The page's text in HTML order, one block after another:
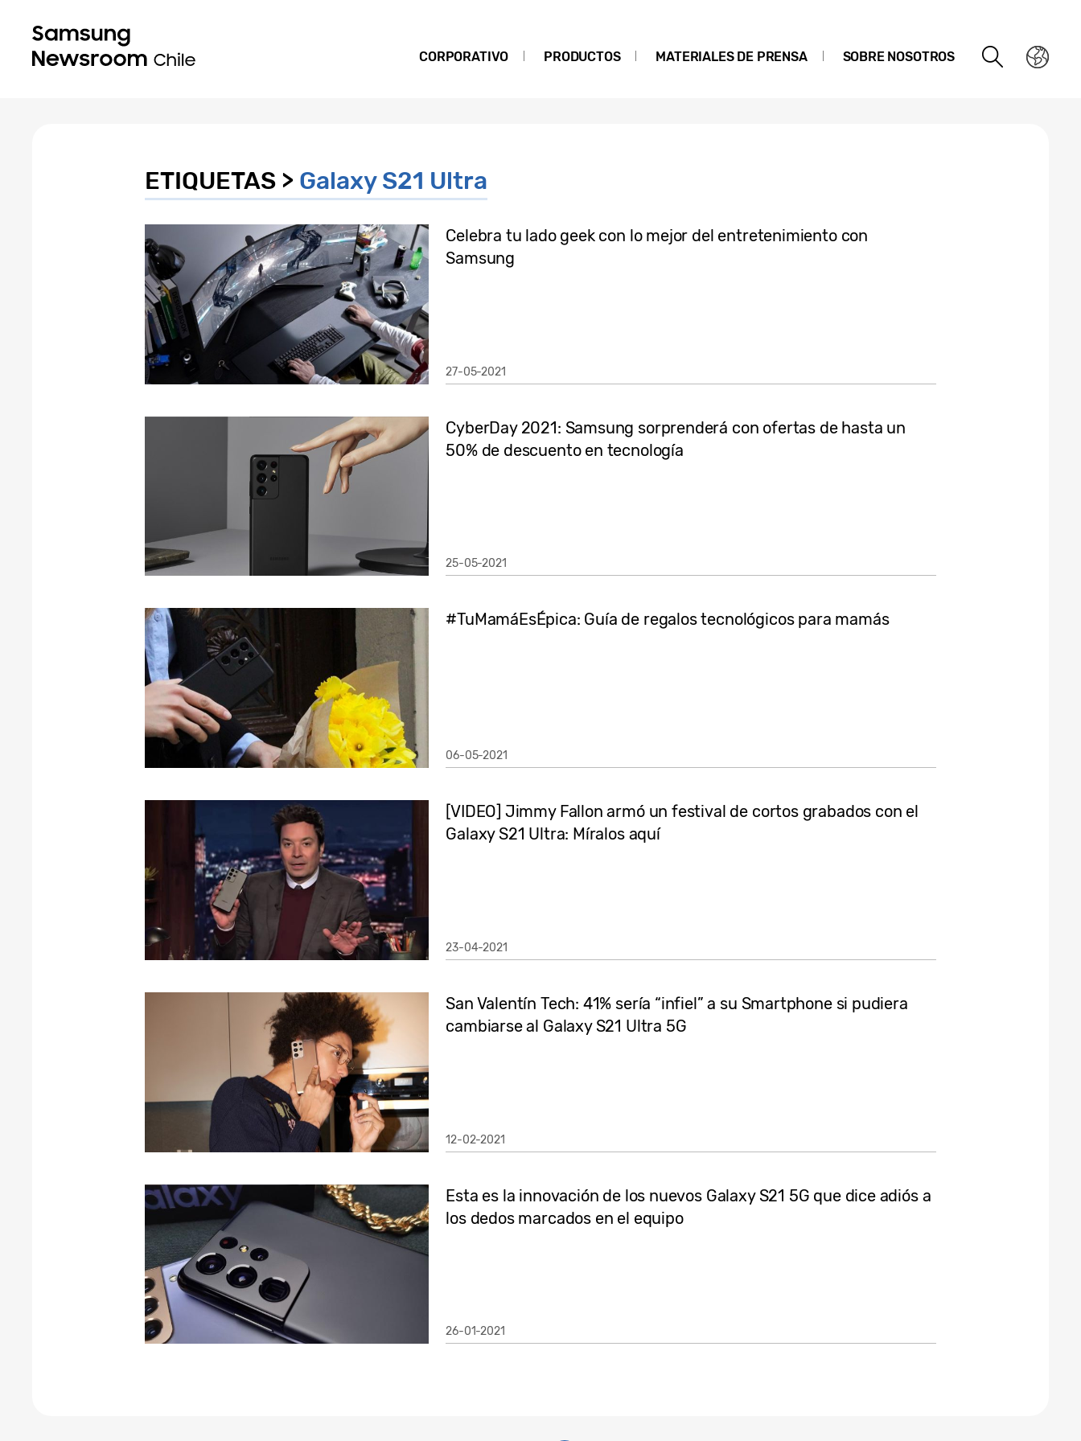
CORPORATIVO PRODUCTOS MATERIALES DE PRENSA SOBRE NOSOTROS
ETIQUETAS > Galaxy S21 Ultra
Celebra tu lado geek con lo mejor del entretenimiento con
Samsung
27-05-2021
CyberDay 2021: Samsung sorprenderá con ofertas de hasta un
50% de descuento en tecnología
25-05-2021
#TuMamáEsÉpica: Guía de regalos tecnológicos para mamás
06-05-2021
[VIDEO] Jimmy Fallon armó un festival de cortos grabados con el
Galaxy S21 Ultra: Míralos aquí
23-04-2021
San Valentín Tech: 41% sería “infiel” a su Smartphone si pudiera
cambiarse al Galaxy S21 Ultra 5G
12-02-2021
Esta es la innovación de los nuevos Galaxy S21 5G que dice adiós a
los dedos marcados en el equipo
26-01-2021